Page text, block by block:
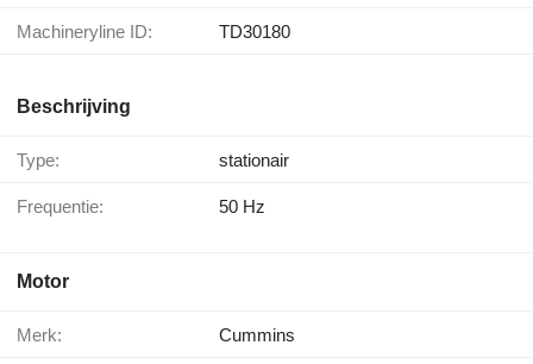
Machineryline ID: TD30180
Beschrijving
Type: stationair
Frequentie: 50 Hz
Motor
Merk: Cummins